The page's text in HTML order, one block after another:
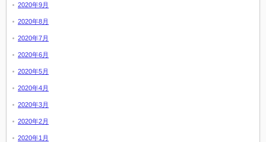
2020年9月
2020年8月
2020年7月
2020年6月
2020年5月
2020年4月
2020年3月
2020年2月
2020年1月